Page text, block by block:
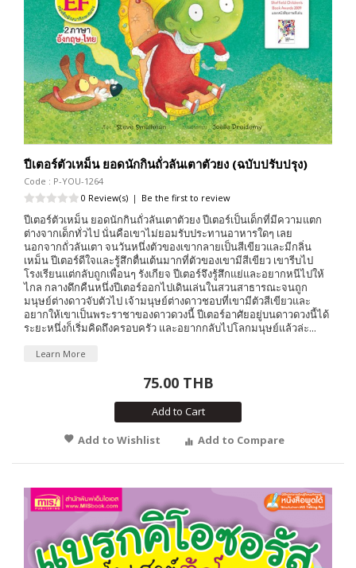
ปีเตอร์ตัวเหม็น ยอดนักกินถั่วลันเตาตัวยง (ฉบับปรับปรุง)
Code : P-YOU-1264
0 Review(s) | Be the first to review
ปีเตอร์ตัวเหม็น ยอดนักกินถั่วลันเตาตัวยง ปีเตอร์เป็นเด็กที่มีความแตก
ต่างจากเด็กทั่วไป นั่นคือเขาไม่ยอมรับประทานอาหารใดๆ เลย
นอกจากถั่วลันเตา จนวันหนึ่งตัวของเขากลายเป็นสีเขียวและมีกลิ่น
เหม็น ปีเตอร์ดีใจและรู้สึกตื่นเต้นมากที่ตัวของเขามีสีเขียว เขารีบไป
โรงเรียนแต่กลับถูกเพื่อนๆ รังเกียจ ปีเตอร์จึงรู้สึกแย่และอยากหนีไปให้
ไกล กลางดึกคืนหนึ่งปีเตอร์ออกไปเดินเล่นในสวนสาธารณะจนถูก
มนุษย์ต่างดาวจับตัวไป เจ้ามนุษย์ต่างดาวชอบที่เขามีตัวสีเขียวและ
อยากให้เขาเป็นพระราชาของดาวดวงนี้ ปีเตอร์อาศัยอยู่บนดาวดวงนี้ได้
ระยะหนึ่งก็เริ่มคิดถึงครอบครัว และอยากกลับไปโลกมนุษย์แล้วล่ะ...
Learn More
75.00 THB
Add to Cart
Add to Wishlist
Add to Compare